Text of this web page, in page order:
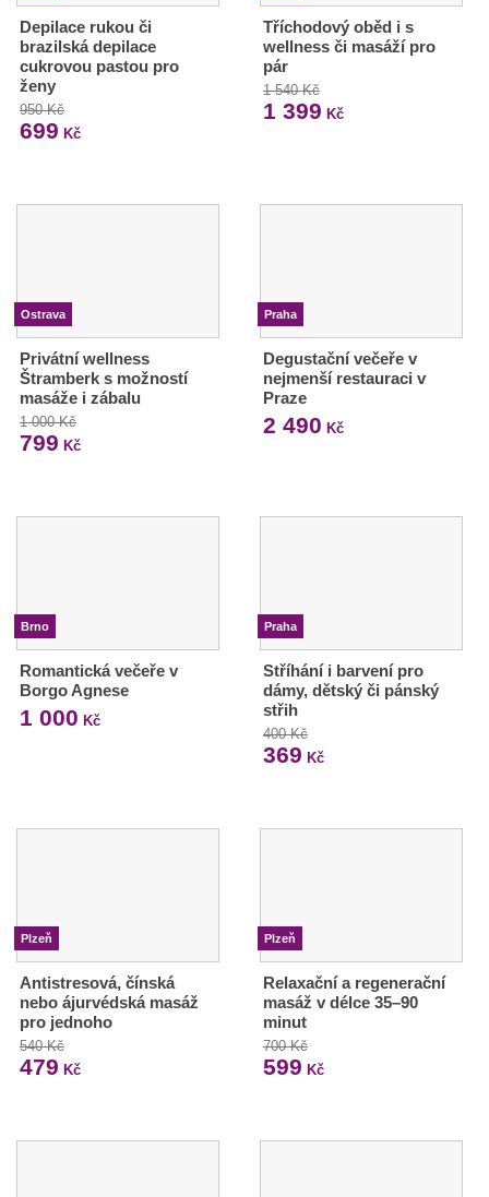
Depilace rukou či
brazilská depilace
cukrovou pastou pro
ženy
950 Kč
699 Kč
Tříchodový oběd i s
wellness či masáží pro
pár
1 540 Kč
1 399 Kč
Ostrava
Privátní wellness
Štramberk s možností
masáže i zábalu
1 000 Kč
799 Kč
Praha
Degustační večeře v
nejmenší restauraci v
Praze
2 490 Kč
Brno
Romantická večeře v
Borgo Agnese
1 000 Kč
Praha
Stříhání i barvení pro
dámy, dětský či pánský
střih
400 Kč
369 Kč
Plzeň
Antistresová, čínská
nebo ájurvédská masáž
pro jednoho
540 Kč
479 Kč
Plzeň
Relaxační a regenerační
masáž v délce 35–90
minut
700 Kč
599 Kč